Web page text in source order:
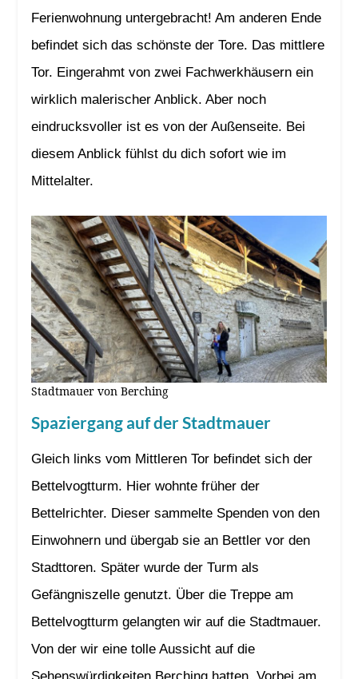
Ferienwohnung untergebracht! Am anderen Ende
befindet sich das schönste der Tore. Das mittlere
Tor. Eingerahmt von zwei Fachwerkhäusern ein
wirklich malerischer Anblick. Aber noch
eindrucksvoller ist es von der Außenseite. Bei
diesem Anblick fühlst du dich sofort wie im
Mittelalter.
Stadtmauer von Berching
Spaziergang auf der Stadtmauer
Gleich links vom Mittleren Tor befindet sich der
Bettelvogtturm. Hier wohnte früher der
Bettelrichter. Dieser sammelte Spenden von den
Einwohnern und übergab sie an Bettler vor den
Stadttoren. Später wurde der Turm als
Gefängniszelle genutzt. Über die Treppe am
Bettelvogtturm gelangten wir auf die Stadtmauer.
Von der wir eine tolle Aussicht auf die
Sehenswürdigkeiten Berching hatten. Vorbei am